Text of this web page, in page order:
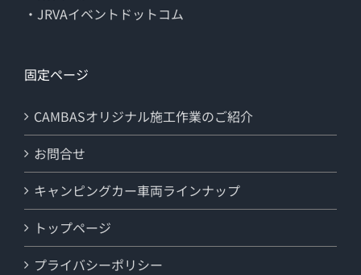
・JRVAイベントドットコム
固定ページ
CAMBASオリジナル施工作業のご紹介
お問合せ
キャンピングカー車両ラインナップ
トップページ
プライバシーポリシー